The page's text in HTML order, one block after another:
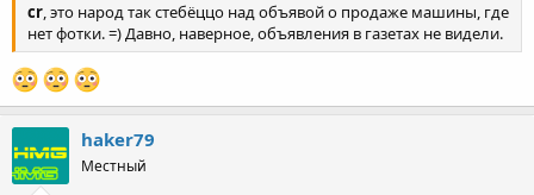
cr, это народ так стебёццо над объявой о продаже машины, где
нет фотки. =) Давно, наверное, объявления в газетах не видели.
haker79
Местный